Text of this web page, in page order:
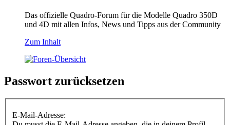
Das offizielle Quadro-Forum für die Modelle Quadro 350D
und 4D mit allen Infos, News und Tipps aus der Community
Zum Inhalt
Passwort zurücksetzen
E-Mail-Adresse: